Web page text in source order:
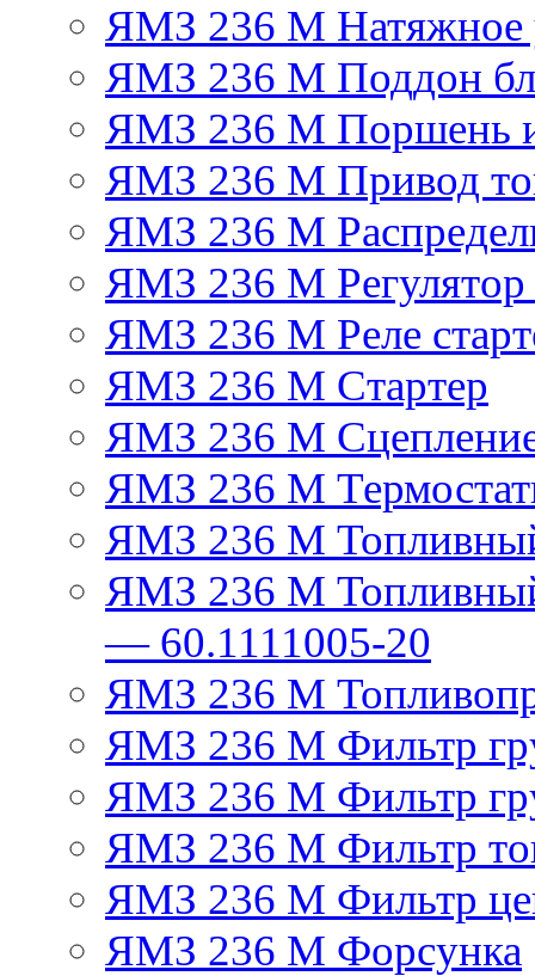
ЯМЗ 236 М Натяжное
ЯМЗ 236 М Поддон
ЯМЗ 236 М Поршень
ЯМЗ 236 М Привод
ЯМЗ 236 М
ЯМЗ 236 М Регулятор
ЯМЗ 236 М Реле
ЯМЗ 236 М Стартер
ЯМЗ 236 М
ЯМЗ 236 М
ЯМЗ 236 М
ЯМЗ 236 М
— 60.1111005-20
ЯМЗ 236 М
ЯМЗ 236 М Фильтр
ЯМЗ 236 М Фильтр
ЯМЗ 236 М Фильтр
ЯМЗ 236 М Фильтр
ЯМЗ 236 М Форсунка